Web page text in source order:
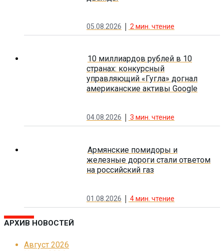
05.08.2026 2 мин. чтение
10 миллиардов рублей в 10
странах: конкурсный
управляющий «Гугла» догнал
американские активы Google
04.08.2026 3 мин. чтение
Армянские помидоры и
железные дороги стали ответом
на российский газ
01.08.2026 4мин. чтение
АРХИВ НОВОСТЕЙ
Август 2026